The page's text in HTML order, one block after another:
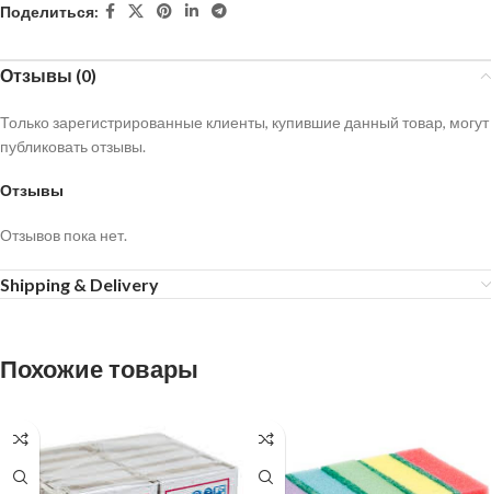
Поделиться:
Отзывы (0)
Отзывы
Отзывов пока нет.
Только зарегистрированные клиенты, купившие данный товар, могут
публиковать отзывы.
Shipping & Delivery
Похожие товары